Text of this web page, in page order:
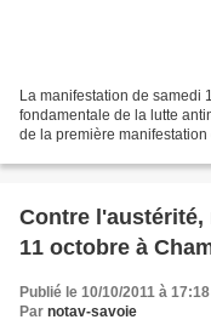
La manifestation de samedi
fondamentale de la lutte
de la première
Contre l'austérité,
11 octobre à
Publié le 10/10/2011 à 17:18
Par notav-savoie